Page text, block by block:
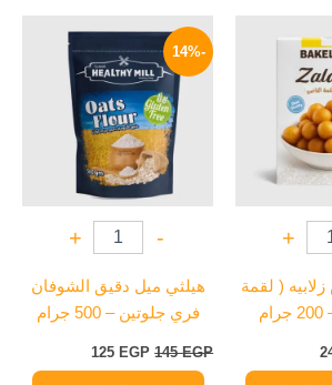
+
( لقمة
الحالي
هو:
24 EGP.
-14%
-
+
هيلثي ميل دقيق الشوفان
فري جلوتين – 500 جرام
145EGP
هو:
145 EGP.
125 EGP
الحالي
هو:
125 EGP.